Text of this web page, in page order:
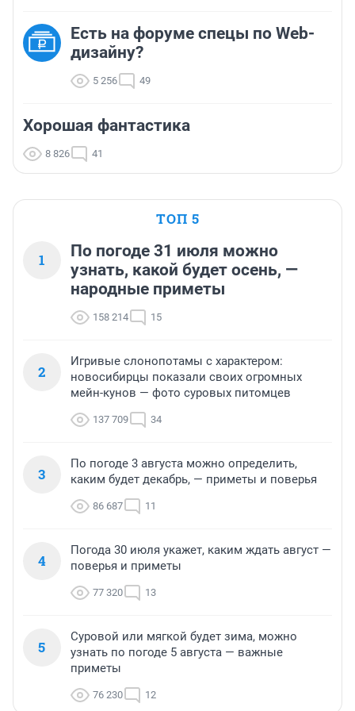
Есть на форуме спецы по Web-
дизайну?
5 256 49
Хорошая фантастика
8 826 41
ТОП 5
1
По погоде 31 июля можно
узнать, какой будет осень, —
народные приметы
158 214 15
2
Игривые слонопотамы с характером:
новосибирцы показали своих огромных
мейн-кунов — фото суровых питомцев
137 709 34
3
По погоде 3 августа можно определить,
каким будет декабрь, — приметы и поверья
86 687 11
4
Погода 30 июля укажет, каким ждать август —
поверья и приметы
77 320 13
5
Суровой или мягкой будет зима, можно
узнать по погоде 5 августа — важные
приметы
76 230 12